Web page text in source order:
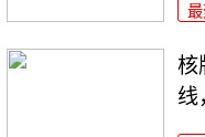
核
线